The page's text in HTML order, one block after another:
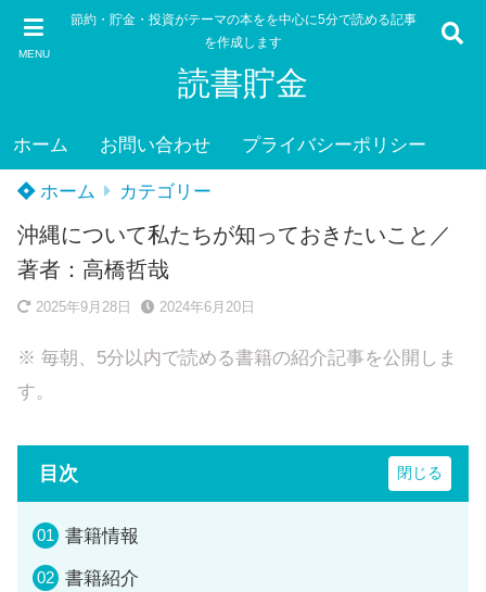
MENU
節約・貯金・投資がテーマの本をを中心に5分で読める記事
を作成します
読書貯金
ホーム お問い合わせ プライバシーポリシー
ホーム カテゴリー
沖縄について私たちが知っておきたいこと／
著者：高橋哲哉
2025年9月28日 2024年6月20日
※ 毎朝、5分以内で読める書籍の紹介記事を公開しま
す。
目次
書籍情報
書籍紹介